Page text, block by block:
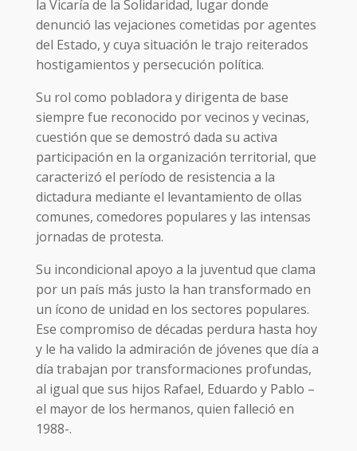
la Vicaría de la Solidaridad, lugar donde
denunció las vejaciones cometidas por agentes
del Estado, y cuya situación le trajo reiterados
hostigamientos y persecución política.
Su rol como pobladora y dirigenta de base
siempre fue reconocido por vecinos y vecinas,
cuestión que se demostró dada su activa
participación en la organización territorial, que
caracterizó el período de resistencia a la
dictadura mediante el levantamiento de ollas
comunes, comedores populares y las intensas
jornadas de protesta.
Su incondicional apoyo a la juventud que clama
por un país más justo la han transformado en
un ícono de unidad en los sectores populares.
Ese compromiso de décadas perdura hasta hoy
y le ha valido la admiración de jóvenes que día a
día trabajan por transformaciones profundas,
al igual que sus hijos Rafael, Eduardo y Pablo –
el mayor de los hermanos, quien falleció en
1988-.